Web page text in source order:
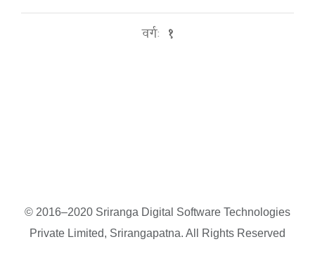
वर्गः १
© 2016–2020 Sriranga Digital Software Technologies
Private Limited, Srirangapatna. All Rights Reserved